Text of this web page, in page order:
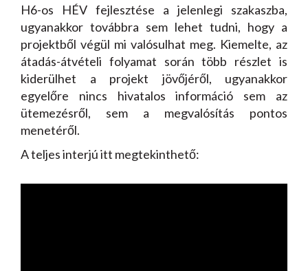
H6-os HÉV fejlesztése a jelenlegi szakaszba,
ugyanakkor továbbra sem lehet tudni, hogy a
projektből végül mi valósulhat meg. Kiemelte, az
átadás-átvételi folyamat során több részlet is
kiderülhet a projekt jövőjéről, ugyanakkor
egyelőre nincs hivatalos információ sem az
ütemezésről, sem a megvalósítás pontos
menetéről.
A teljes interjú itt megtekinthető: